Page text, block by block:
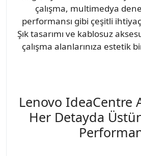
çalışma, multimedya
performansı gibi çeşitli
Şık tasarımı ve kablosuz
çalışma alanlarınıza estetik
Lenovo IdeaCentre
Her Detayda